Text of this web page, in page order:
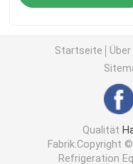
Pizza-
Offener Kühler
Supermarkt-
Startseite
Qualität
Fabrik.Copyright
Refrigeration